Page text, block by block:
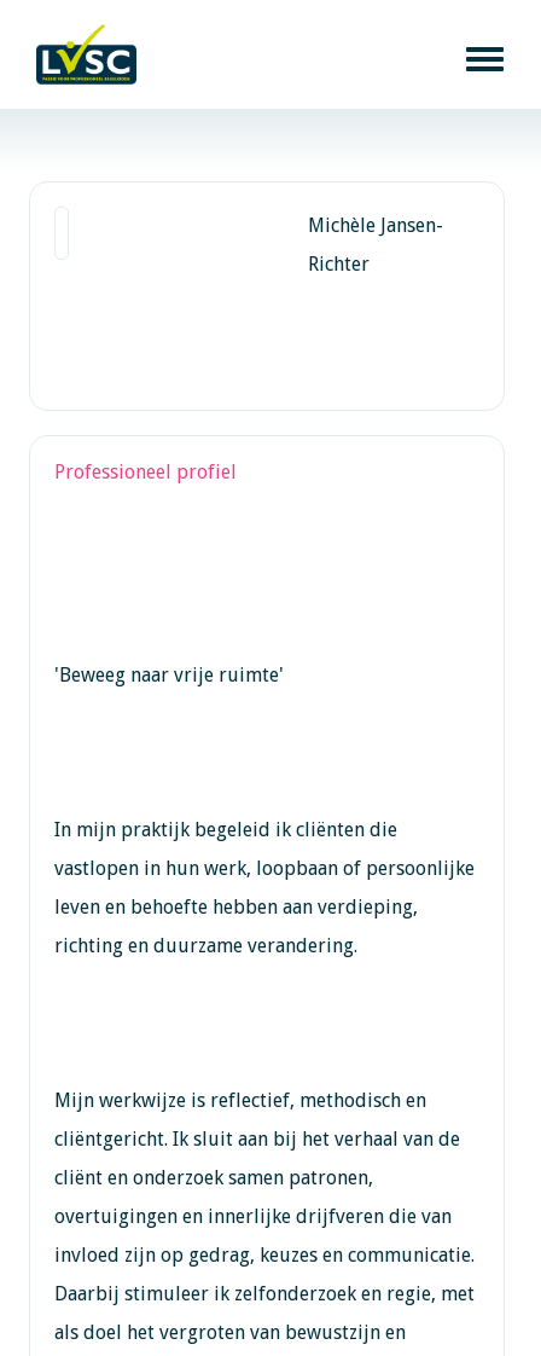
Michèle Jansen-
Richter
Professioneel profiel
'Beweeg naar vrije ruimte'
In mijn praktijk begeleid ik cliënten die
vastlopen in hun werk, loopbaan of persoonlijke
leven en behoefte hebben aan verdieping,
richting en duurzame verandering.
Mijn werkwijze is reflectief, methodisch en
cliëntgericht. Ik sluit aan bij het verhaal van de
cliënt en onderzoek samen patronen,
overtuigingen en innerlijke drijfveren die van
invloed zijn op gedrag, keuzes en communicatie.
Daarbij stimuleer ik zelfonderzoek en regie, met
als doel het vergroten van bewustzijn en